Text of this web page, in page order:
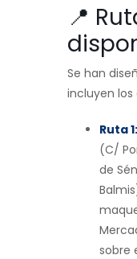
📍
Se han
incluyen los
Ruta 1:
(C/
de
sobre